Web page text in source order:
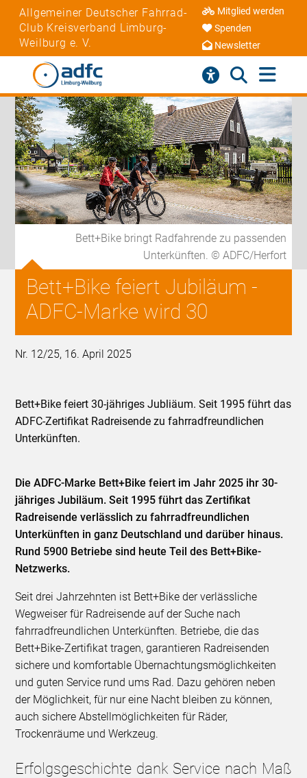
Allgemeiner Deutscher Fahrrad-
Club Kreisverband Limburg-
Weilburg e. V.
Mitglied werden
Spenden
Newsletter
Bett+Bike bringt Radfahrende zu passenden
Unterkünften. © ADFC/Herfort
Bett+Bike feiert Jubiläum -
ADFC-Marke wird 30
Nr. 12/25, 16. April 2025
Bett+Bike feiert 30-jähriges Jubliäum. Seit 1995 führt das
ADFC-Zertifikat Radreisende zu fahrradfreundlichen
Unterkünften.
Die ADFC-Marke Bett+Bike feiert im Jahr 2025 ihr 30-
jähriges Jubiläum. Seit 1995 führt das Zertifikat
Radreisende verlässlich zu fahrradfreundlichen
Unterkünften in ganz Deutschland und darüber hinaus.
Rund 5900 Betriebe sind heute Teil des Bett+Bike-
Netzwerks.
Seit drei Jahrzehnten ist Bett+Bike der verlässliche
Wegweiser für Radreisende auf der Suche nach
fahrradfreundlichen Unterkünften. Betriebe, die das
Bett+Bike-Zertifikat tragen, garantieren Radreisenden
sichere und komfortable Übernachtungsmöglichkeiten
und guten Service rund ums Rad. Dazu gehören neben
der Möglichkeit, für nur eine Nacht bleiben zu können,
auch sichere Abstellmöglichkeiten für Räder,
Trockenräume und Werkzeug.
Erfolgsgeschichte dank Service nach Maß